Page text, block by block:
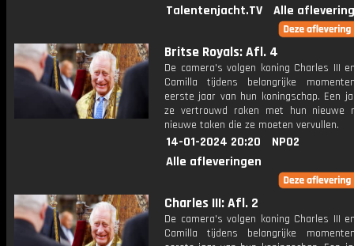
Talentenjacht.TV
Alle
Britse Royals: Afl. 4
De camera's volgen koning Charles III
Camilla tijdens belangrijke
eerste jaar van hun koningschap. Een
ze vertrouwd raken met hun nieuwe
nieuwe taken die ze moeten vervullen.
14-01-2024 20:20
NPO2
Alle afleveringen
Charles III: Afl. 2
De camera's volgen koning Charles III
Camilla tijdens belangrijke